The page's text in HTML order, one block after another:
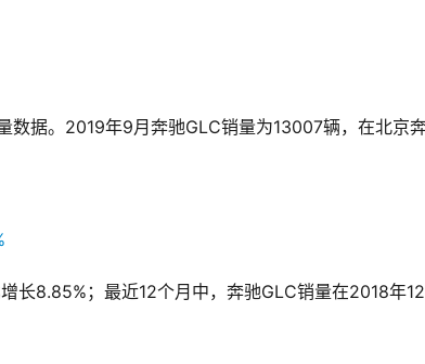
8.85%；最近12个月中，奔驰GLC销量在2018年12